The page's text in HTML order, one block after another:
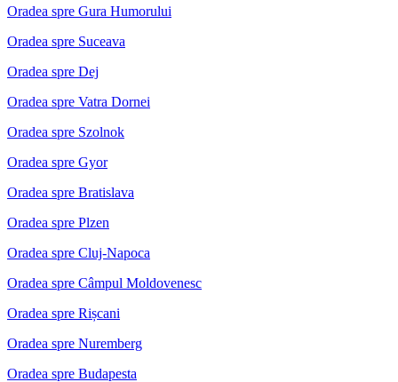
Oradea spre Gura Humorului
Oradea spre Suceava
Oradea spre Dej
Oradea spre Vatra Dornei
Oradea spre Szolnok
Oradea spre Gyor
Oradea spre Bratislava
Oradea spre Plzen
Oradea spre Cluj-Napoca
Oradea spre Câmpul Moldovenesc
Oradea spre Rișcani
Oradea spre Nuremberg
Oradea spre Budapesta